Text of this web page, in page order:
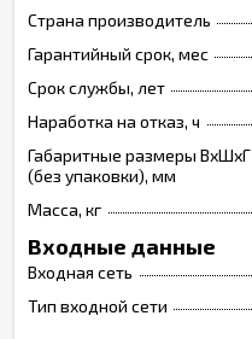
Страна производитель
Гарантийный срок, мес
Срок службы, лет
Наработка на отказ, ч
Габаритные размеры ВхШхГ
(без упаковки), мм
Масса, кг
Входные данные
Входная сеть
Тип входной сети